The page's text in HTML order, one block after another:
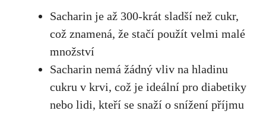
Sacharin je až 300-krát sladší​ než cukr,
což znamená, ⁣že ‍stačí použít velmi malé
množství
Sacharin ‍nemá žádný vliv na hladinu
cukru v krvi, což je ⁢ideální⁢ pro​ diabetiky‍
nebo lidi, kteří‌ se snaží o snížení příjmu